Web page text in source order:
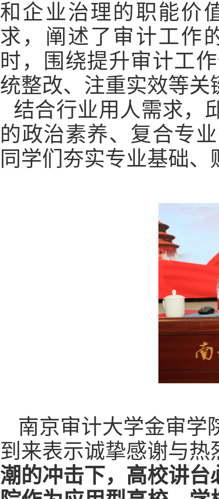
和企业治理的职能价
求，阐述了审计工作
时，围绕提升审计工
统整改、注重实效等关
结合行业用人需求，
的政治素养、复合专
同学们夯实专业基础
南京审计大学金审学
到来表示诚挚感谢与热
潮的冲击下，高校讲